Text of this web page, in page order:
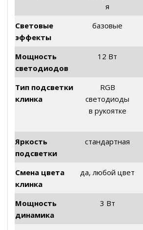
я
Световые
эффекты
базовые
Мощность
светодиодов
12 Вт
Тип подсветки
клинка
RGB
светодиоды
в рукоятке
Яркость
подсветки
стандартная
Смена цвета
клинка
да, любой цвет
Мощность
динамика
3 Вт